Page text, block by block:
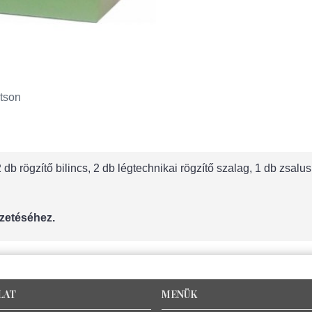
rögzítő bilincs, 2 db légtechnikai rögzítő szalag, 1 db
MENÜK